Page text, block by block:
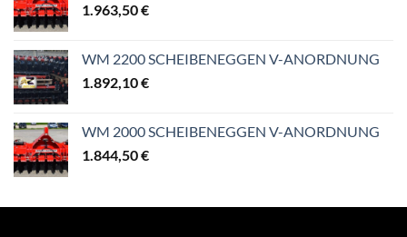
1.963,50€
WM 2200 SCHEIBENEGGEN V-ANORDNUNG
1.892,10€
WM 2000 SCHEIBENEGGEN V-ANORDNUNG
1.844,50€